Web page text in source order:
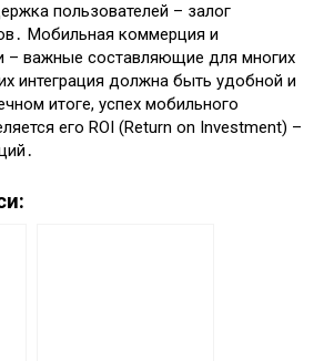
пользователей – залог
Мобильная коммерция и
– важные составляющие для многих
интеграция должна быть удобной и
итоге, успех мобильного
его ROI (Return on Investment) –